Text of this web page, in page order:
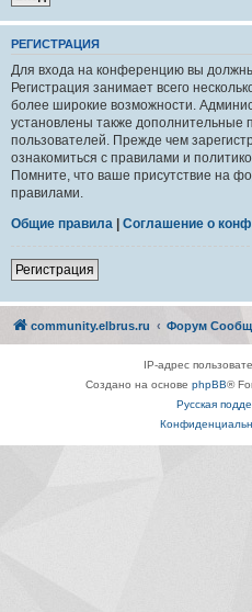
РЕГИСТРАЦИЯ
Для входа на конференцию вы
Регистрация занимает всего
более широкие возможности.
установлены также дополнительные
пользователей. Прежде чем
ознакомиться с правилами и
Помните, что ваше присутствие на
правилами.
Общие правила | Соглашение о
Регистрация
community.elbrus.ru Форум
IP-адрес
Создано на основе phpBB®
Русская